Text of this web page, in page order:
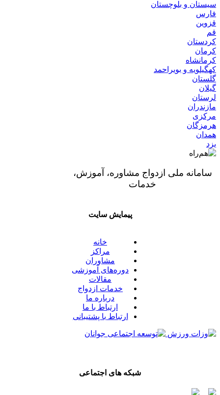
سیستان و بلوچستان
فارس
قزوین
قم
کردستان
کرمان
کرمانشاه
کهگیلویه و بویراحمد
گلستان
گیلان
لرستان
مازندران
مرکزی
هرمزگان
همدان
یزد
سامانه ملی ازدواج مشاوره، آموزش،
خدمات
پیمایش سایت
خانه
مراکز
مشاوران
دوره‌های آموزشی
مقالات
خدمات ازدواج
درباره ما
ارتباط با ما
ارتباط با پشتیبانی
شبکه های اجتماعی